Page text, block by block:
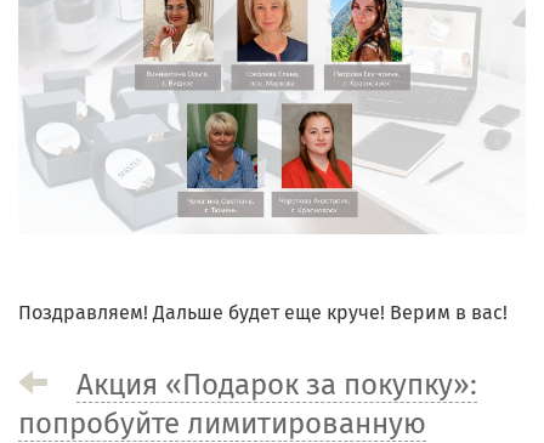
Поздравляем! Дальше будет еще круче! Верим в вас!
Акция «Подарок за покупку»:
попробуйте лимитированную